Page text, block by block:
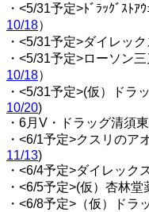
・<5/31予定>ﾄﾞﾗｯｸﾞｽﾄｱ
10/18）
・<5/31予定>ダイレッ
・<5/31予定>ローソン
10/18）
・<5/31予定>(仮）ドラ
10/20)
・6月V・ドラッグ清須
・<6/1予定>クスリのア
11/13)
・<6/4予定>ダイレック
・<6/5予定>(仮）杏林
・<6/8予定>（仮）ドラ